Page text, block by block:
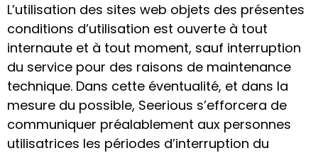
L’utilisation des sites web objets des présentes
conditions d’utilisation est ouverte à tout
internaute et à tout moment, sauf interruption
du service pour des raisons de maintenance
technique. Dans cette éventualité, et dans la
mesure du possible, Seerious s’efforcera de
communiquer préalablement aux personnes
utilisatrices les périodes d’interruption du